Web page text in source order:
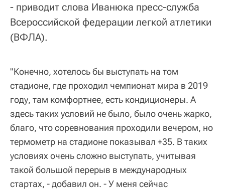
- приводит слова Иванюка пресс-служба
Всероссийской федерации легкой атлетики
(ВФЛА).
"Конечно, хотелось бы выступать на том
стадионе, где проходил чемпионат мира в 2019
году, там комфортнее, есть кондиционеры. А
здесь таких условий не было, было очень жарко,
благо, что соревнования проходили вечером, но
термометр на стадионе показывал +35. В таких
условиях очень сложно выступать, учитывая
такой большой перерыв в международных
стартах, - добавил он. - У меня сейчас